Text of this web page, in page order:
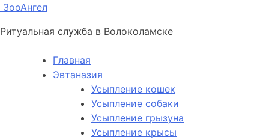
ЗооАнгел
Ритуальная служба в Волоколамске
Главная
Эвтаназия
Усыпление кошек
Усыпление собаки
Усыпление грызуна
Усыпление крысы